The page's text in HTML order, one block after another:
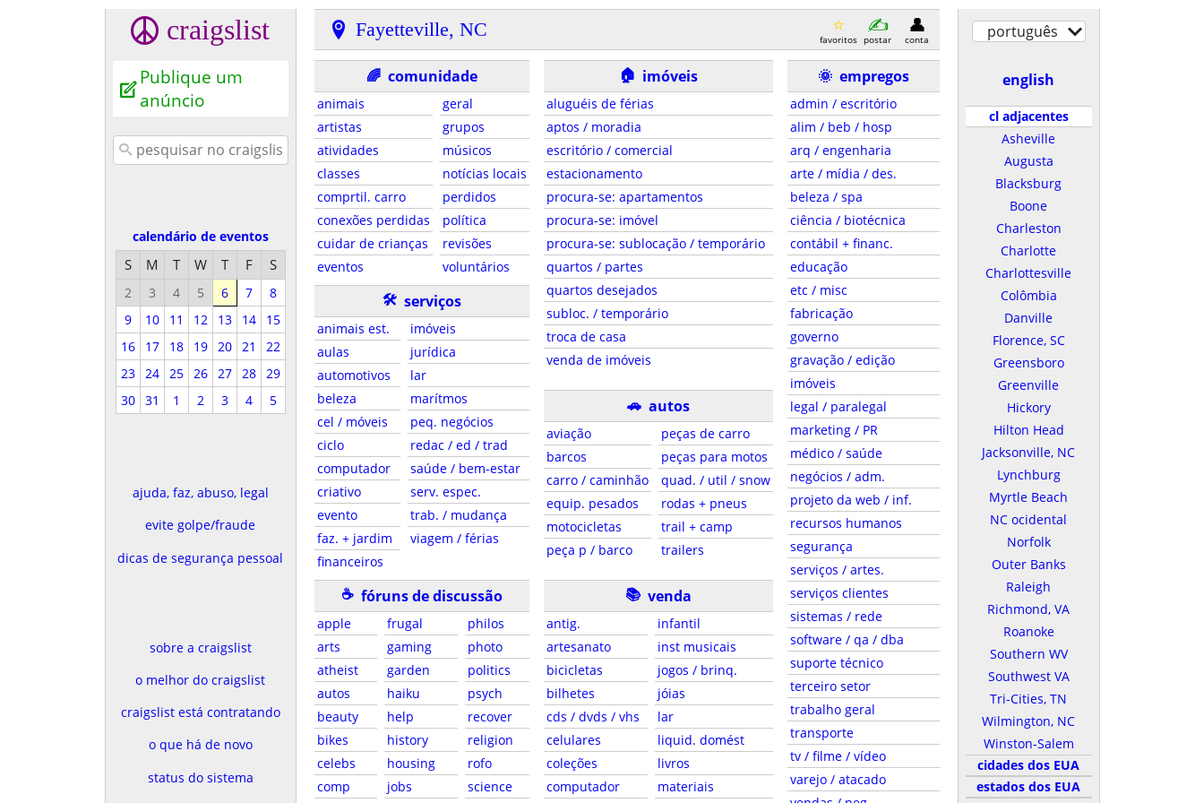
craigslist
Publique um
anúncio
calendário de eventos
S M T W T F S
2 3 4 5 6 7
8
9
10 11 12 13 14
15
16
17 18 19 20 21
22
23
24 25 26 27 28
29
30
31 1 2 3 4 5
ajuda, faz, abuso, legal
evite golpe/fraude
dicas de segurança pessoal
sobre a craigslist
o melhor do craigslist
craigslist está contratando
o que há de novo
status do sistema
Fayetteville, NC favoritos postar conta
🌈 comunidade
animais
artistas
atividades
classes
comprtil. carro
conexões perdidas
cuidar de crianças
eventos
geral
grupos
músicos
notícias locais
perdidos
política
revisões
voluntários
🛠 serviços
animais est.
aulas
automotivos
beleza
cel / móveis
ciclo
computador
criativo
evento
faz. + jardim
financeiros
imóveis
jurídica
lar
marítmos
peq. negócios
redac / ed / trad
saúde / bem-estar
serv. espec.
trab. / mudança
viagem / férias
☕ fóruns de discussão
apple
arts
atheist
autos
beauty
bikes
celebs
comp
frugal
gaming
garden
haiku
help
history
housing
jobs
philos
photo
politics
psych
recover
religion
rofo
science
🏠 imóveis
aluguéis de férias
aptos / moradia
escritório / comercial
estacionamento
procura-se: apartamentos
procura-se: imóvel
procura-se: sublocação / temporário
quartos / partes
quartos desejados
subloc. / temporário
troca de casa
venda de imóveis
🚗 autos
aviação
barcos
carro / caminhão
equip. pesados
motocicletas
peça p / barco
peças de carro
peças para motos
quad. / util / snow
rodas + pneus
trail + camp
trailers
📚 venda
antig.
artesanato
bicicletas
bilhetes
cds / dvds / vhs
celulares
coleções
computador
infantil
inst musicais
jogos / brinq.
jóias
lar
liquid. domést
livros
materiais
🌞 empregos
admin / escritório
alim / beb / hosp
arq / engenharia
arte / mídia / des.
beleza / spa
ciência / biotécnica
contábil + financ.
educação
etc / misc
fabricação
governo
gravação / edição
imóveis
legal / paralegal
marketing / PR
médico / saúde
negócios / adm.
projeto da web / inf.
recursos humanos
segurança
serviços / artes.
serviços clientes
sistemas / rede
software / qa / dba
suporte técnico
terceiro setor
trabalho geral
transporte
tv / filme / vídeo
varejo / atacado
português
english
cl adjacentes
Asheville
Augusta
Blacksburg
Boone
Charleston
Charlotte
Charlottesville
Colômbia
Danville
Florence, SC
Greensboro
Greenville
Hickory
Hilton Head
Jacksonville, NC
Lynchburg
Myrtle Beach
NC ocidental
Norfolk
Outer Banks
Raleigh
Richmond, VA
Roanoke
Southern WV
Southwest VA
Tri-Cities, TN
Wilmington, NC
Winston-Salem
cidades dos EUA
estados dos EUA